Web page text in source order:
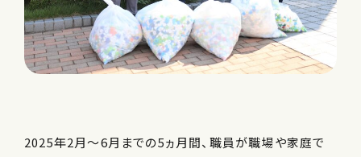
2025年2月～6月までの5ヵ月間、職員が職場や家庭で